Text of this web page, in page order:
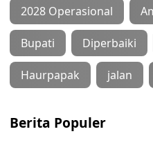
2028 Operasional
Bupati Diperbaiki
Haurpapak jalan
Berita Populer